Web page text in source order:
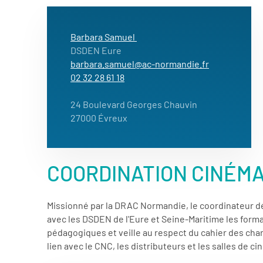
Barbara Samuel
DSDEN Eure
barbara.samuel@ac-normandie.fr
02 32 28 61 18
24 Boulevard Georges Chauvin
27000 Évreux
COORDINATION
Missionné par la DRAC Normandie, le
avec les DSDEN de l'Eure et Seine-Maritime les
pédagogiques et veille au respect du cahier des
lien avec le CNC, les distributeurs et les salles de